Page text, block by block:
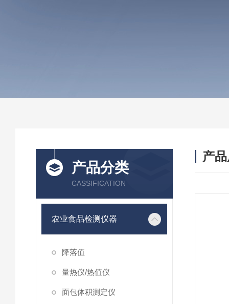
产品分类
CASSIFICATION
农业食品检测仪器
降落值
量热仪/热值仪
面包体积测定仪
产